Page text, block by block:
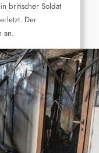
britischer Soldat
Der
an.